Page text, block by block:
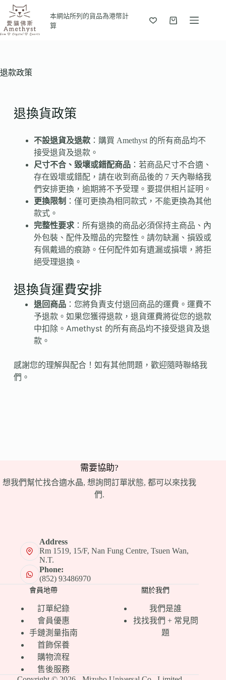
本網站所列的貨品為港幣計
算
退款政策
退換貨政策
不設退貨及退款：購買 Amethyst 的所有商品均不
接受退貨及退款。
尺寸不合、毀壞或錯配商品： 若商品尺寸不合適、
存在毀壞或錯配，請在收到商品後的 7 天內聯絡我
們安排更換， 逾期將不予受理。要提供相片証明 。
更換限制 ：僅可更換為相同款式，不能更換為其他
款式。
完整性要求： 所有退換的商品必須保持主商品、內
外包裝、配件及贈品的完整性。 請勿缺漏、損毀或
有佩戴過的痕跡。任何配件如有遺漏或損壞，將拒
絕受理退換。
退換貨運費安排
退回商品： 您將負責支付退回商品的運費。運費不
予退款。如果您獲得退款，退貨運費將從您的退款
中扣除。 Amethyst 的所有商品均不接受退貨及退
款。
感謝您的理解與配合！如有其他問題，歡迎隨時聯絡我
們。
需要協助?
想我們幫忙找合適水晶, 想詢問訂單狀態, 都可以來找我
們.
Address
Rm 1519, 15/F, Nan Fung Centre, Tsuen Wan,
N.T.
Phone:
(852) 93486970
會員地帶
訂單紀錄
會員優惠
手鏈測量指南
首飾保養
購物流程
售後服務
關於我們
我們是誰
找找我們 + 常見問
題